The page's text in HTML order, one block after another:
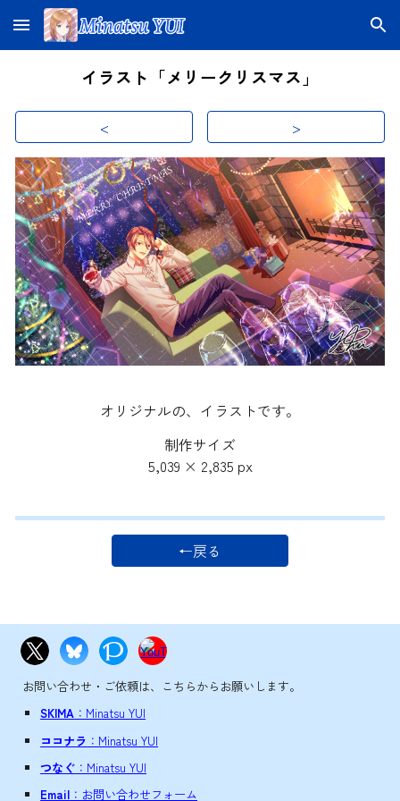
Skip to main content Skip to navigation
イラスト「メリークリスマス」
< >
オリジナルの、イラストです。
制作サイズ
5,039 × 2,835 px
←戻る
お問い合わせ・ご依頼は、こちらからお願いします。
SKIMA ：Minatsu YUI
ココナラ ：Minatsu YUI
つなぐ ：Minatsu YUI
Email ：お問い合わせフォーム